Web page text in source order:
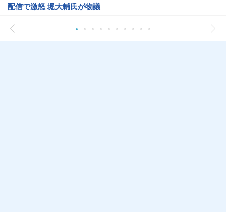
配信で激怒 堀大輔氏が物議